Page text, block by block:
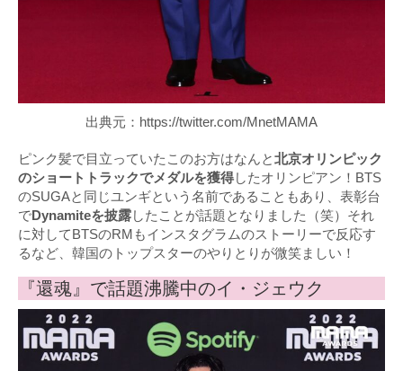
出典元：https://twitter.com/MnetMAMA
ピンク髪で目立っていたこのお方はなんと北京オリンピック
のショートトラックでメダルを獲得したオリンピアン！BTS
のSUGAと同じユンギという名前であることもあり、表彰台
でDynamiteを披露したことが話題となりました（笑）それ
に対してBTSのRMもインスタグラムのストーリーで反応す
るなど、韓国のトップスターのやりとりが微笑ましい！
『還魂』で話題沸騰中のイ・ジェウク